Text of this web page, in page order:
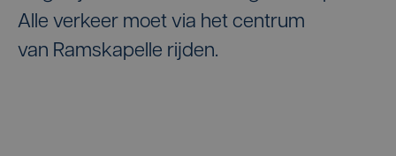
Alle verkeer moet via het centrum
van Ramskapelle rijden.